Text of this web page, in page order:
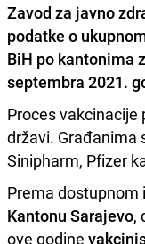
Zavod za javno
podatke o
BiH po kantonima
septembra 2021.
Proces vakcinacije
državi. Građanima
Sinipharm, Pfizer
Prema dostupnom
Kantonu Sarajevo,
ove godine